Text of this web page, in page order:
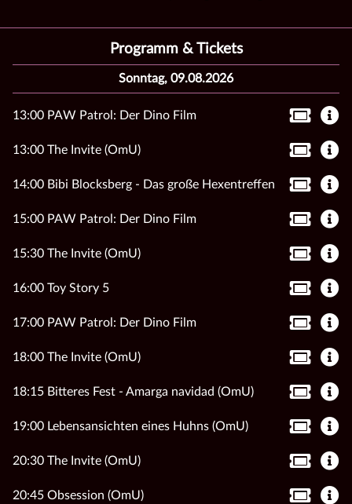
Programm & Tickets
Sonntag, 09.08.2026
13:00 PAW Patrol: Der Dino Film
13:00 The Invite (OmU)
14:00 Bibi Blocksberg - Das große Hexentreffen
15:00 PAW Patrol: Der Dino Film
15:30 The Invite (OmU)
16:00 Toy Story 5
17:00 PAW Patrol: Der Dino Film
18:00 The Invite (OmU)
18:15 Bitteres Fest - Amarga navidad (OmU)
19:00 Lebensansichten eines Huhns (OmU)
20:30 The Invite (OmU)
20:45 Obsession (OmU)